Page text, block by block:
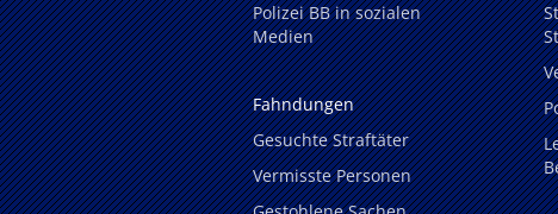
Polizei BB in sozialen
Medien
Fahndungen
Gesuchte Straftäter
Vermisste Personen